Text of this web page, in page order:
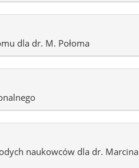
dla dr. M. Połoma
naukowców dla dr. Marcina